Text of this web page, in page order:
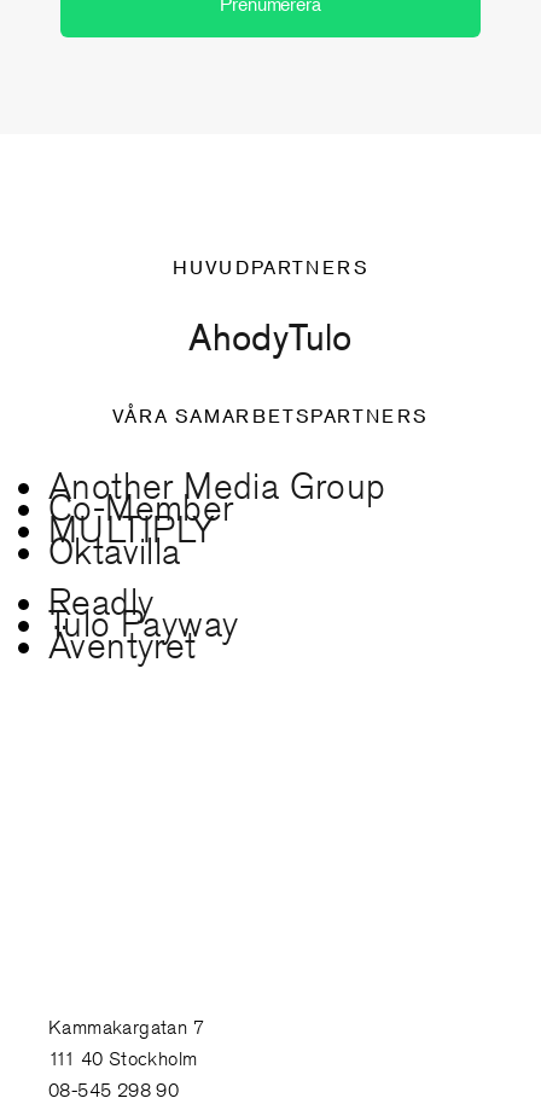
HUVUDPARTNERS
AhodyTulo
VÅRA SAMARBETSPARTNERS
Another Media Group
Co-Member
MULTIPLY
Oktavilla
Readly
Tulo Payway
Äventyret
Kammakargatan 7
111 40 Stockholm
08-545 298 90